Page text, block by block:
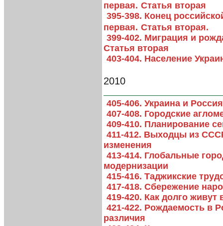
первая. Статья вторая
395-398. Конец
первая. Статья вторая.
399-402. Миграция и
Статья вторая
403-404. Население
2010
405-406. Украина и
407-408. Городские
409-410. Планирование
411-412. Выходцы из
изменения
413-414. Глобальные
модернизации
415-416. Таджикские
417-418. Сбережение
419-420. Как долго живут
421-422. Рождаемость в
различия